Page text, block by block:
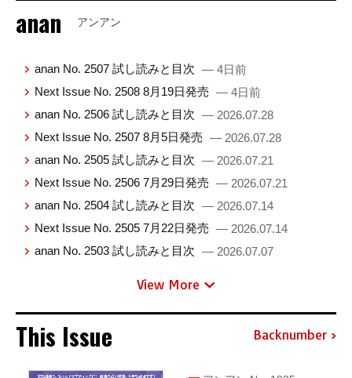
anan アンアン
anan No. 2507 試し読みと目次 — 4日前
Next Issue No. 2508 8月19日発売 — 4日前
anan No. 2506 試し読みと目次 — 2026.07.28
Next Issue No. 2507 8月5日発売 — 2026.07.28
anan No. 2505 試し読みと目次 — 2026.07.21
Next Issue No. 2506 7月29日発売 — 2026.07.21
anan No. 2504 試し読みと目次 — 2026.07.14
Next Issue No. 2505 7月22日発売 — 2026.07.14
anan No. 2503 試し読みと目次 — 2026.07.07
View More
This Issue Backnumber